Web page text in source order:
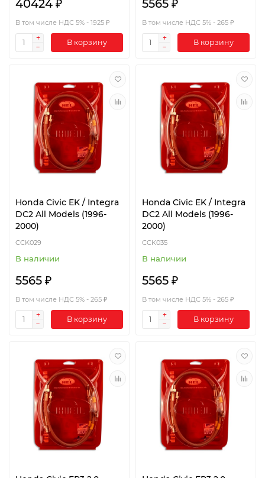
40424 ₽
В том числе НДС 5% - 1925 ₽
В корзину
5565 ₽
В том числе НДС 5% - 265 ₽
В корзину
Honda Civic EK / Integra
DC2 All Models (1996-
2000)
CCK029
В наличии
5565 ₽
В том числе НДС 5% - 265 ₽
В корзину
Honda Civic EK / Integra
DC2 All Models (1996-
2000)
CCK035
В наличии
5565 ₽
В том числе НДС 5% - 265 ₽
В корзину